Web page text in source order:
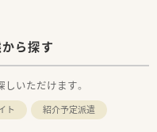
ら探す
いただけます。
ト 紹介予定派遣